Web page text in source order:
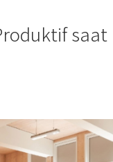
saat